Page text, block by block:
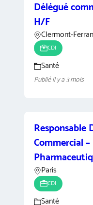
Délégué
H/F
Clermont-
CDI
Santé
Publié il y a 3 mois
Responsable
Commercial –
Paris
CDI
Santé